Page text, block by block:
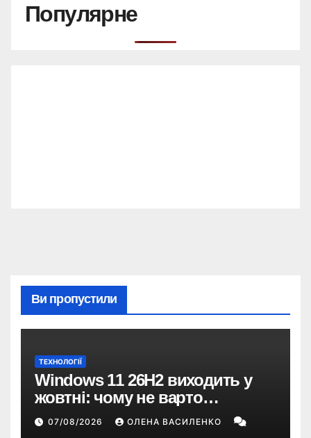
Популярне
Ви пропустили
ТЕХНОЛОГІЇ
Windows 11 26H2 виходить у
жовтні: чому не варто
пропускати це оновлення
07/08/2026 ОЛЕНА ВАСИЛЕНКО